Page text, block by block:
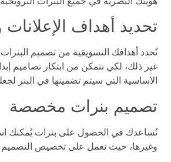
تحديد أهداف
نُحدد أهدافك التسويقية من تصميم
غير ذلك، لكي نتمكن من ابتكار تصاميم
الاساسية التي سيتم تضمينها في البنر
تصميم بنرات مخصصة
نُساعدك في الحصول على بنرات يُمكنك
وغيرها، حيث نعمل على تخصيص